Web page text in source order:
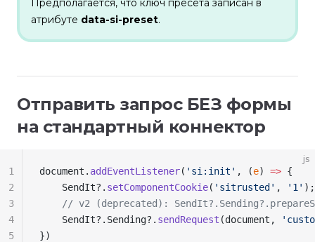
Предполагается, что ключ пресета записан в
атрибуте data-si-preset.
Отправить запрос БЕЗ формы
на стандартный коннектор
js
document . addEventListener( 'si:init' , (e) => {
    SendIt
?. setComponentCookie( 'sitrusted' , '1' );
// v2 (deprecated):
    SendIt
?. Sending?. sendRequest (document ,
})
1
2
3
4
5